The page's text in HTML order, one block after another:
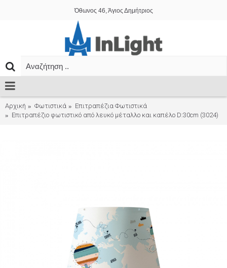
Όθωνος 46, Άγιος Δημήτριος
Αρχική Φωτιστικά
Επιτραπέζια Φωτιστικά
Επιτραπέζιο φωτιστικό από λευκό μέταλλο και καπέλο D:30cm (3024)